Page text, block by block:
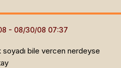
soyadı bile vercen nerdeyse